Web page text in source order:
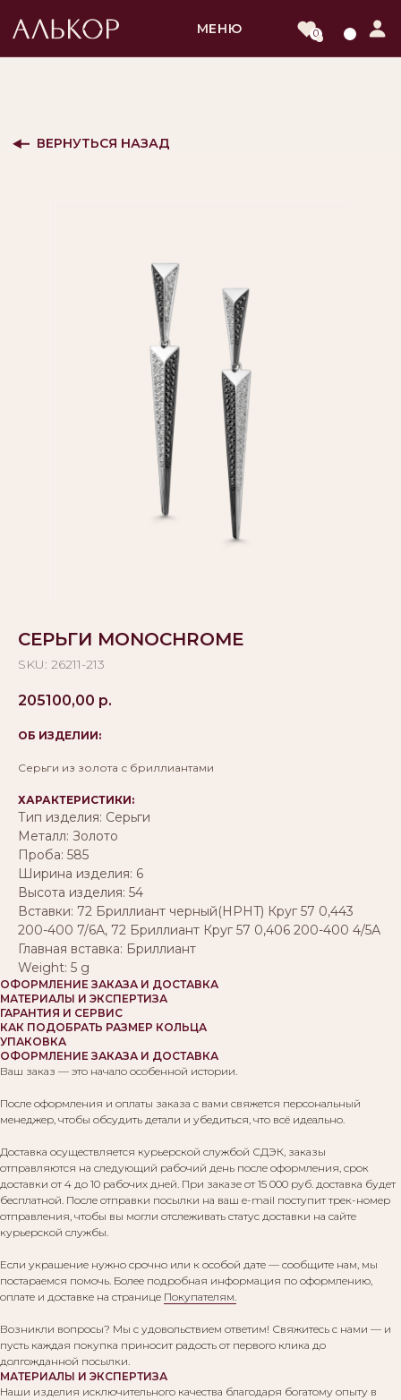
0
СЕРЬГИ MONOCHROME
SKU: 26211-213
205100,00 р.
ОБ ИЗДЕЛИИ:
Серьги из золота с бриллиантами
ХАРАКТЕРИСТИКИ:
Тип изделия: Серьги
Металл: Золото
Проба: 585
Ширина изделия: 6
Высота изделия: 54
Вставки: 72 Бриллиант черный(HPHT) Круг 57 0,443
200-400 7/6А, 72 Бриллиант Круг 57 0,406 200-400 4/5А
Главная вставка: Бриллиант
Weight: 5 g
ОФОРМЛЕНИЕ ЗАКАЗА И ДОСТАВКА
МАТЕРИАЛЫ И ЭКСПЕРТИЗА
ГАРАНТИЯ И СЕРВИС
КАК ПОДОБРАТЬ РАЗМЕР КОЛЬЦА
УПАКОВКА
ОФОРМЛЕНИЕ ЗАКАЗА И ДОСТАВКА
Ваш заказ — это начало особенной истории.
После оформления и оплаты заказа с вами свяжется персональный
менеджер, чтобы обсудить детали и убедиться, что всё идеально.
Доставка осуществляется курьерской службой СДЭК, заказы
отправляются на следующий рабочий день после оформления, срок
доставки от 4 до 10 рабочих дней. При заказе от 15 000 руб. доставка будет
бесплатной. После отправки посылки на ваш e-mail поступит трек-номер
отправления, чтобы вы могли отслеживать статус доставки на сайте
курьерской службы.
Если украшение нужно срочно или к особой дате — сообщите нам, мы
постараемся помочь. Более подробная информация по оформлению,
оплате и доставке на странице Покупателям.
Возникли вопросы? Мы с удовольствием ответим! Свяжитесь с нами — и
пусть каждая покупка приносит радость от первого клика до
долгожданной посылки.
МАТЕРИАЛЫ И ЭКСПЕРТИЗА
Наши изделия исключительного качества благодаря богатому опыту в